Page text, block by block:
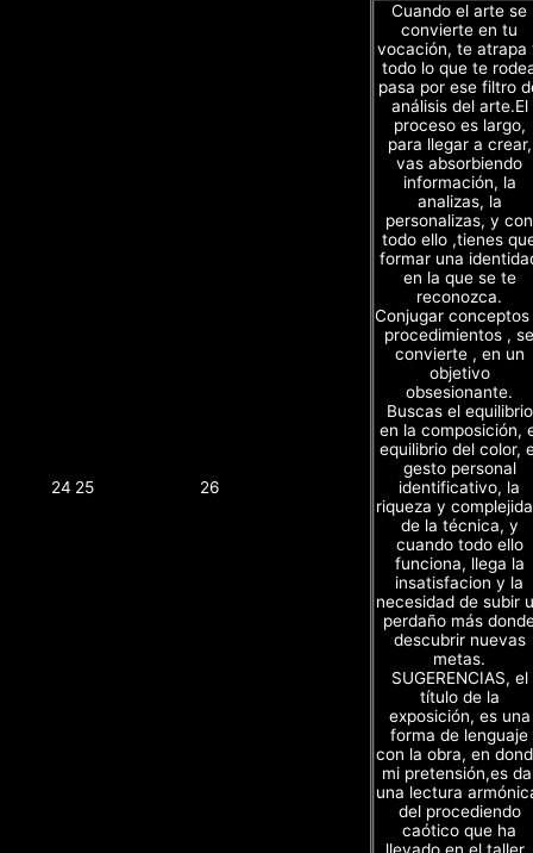
24 25 26
Cuando el arte se
convierte en tu
vocación, te atrapa
todo lo que te
pasa por ese filtro
análisis del arte.El
proceso es largo,
para llegar a crear,
vas absorbiendo
información, la
analizas, la
personalizas, y con
todo ello ,tienes
formar una
en la que se te
reconozca.
Conjugar
procedimientos , se
convierte , en un
objetivo
obsesionante.
Buscas el equilibrio
en la composición,
equilibrio del color,
gesto personal
identificativo, la
riqueza y
de la técnica, y
cuando todo ello
funciona, llega la
insatisfacion y la
necesidad de subir
perdaño más
descubrir nuevas
metas.
SUGERENCIAS, el
título de la
exposición, es una
forma de lenguaje
con la obra, en
mi pretensión,es
una lectura
del procediendo
caótico que ha